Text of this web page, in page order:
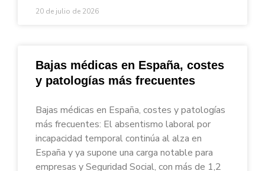
20 de julio de 2026
Bajas médicas en España, costes
y patologías más frecuentes
Bajas médicas en España, costes y patologías
más frecuentes: El absentismo laboral por
incapacidad temporal continúa al alza en
España y ya supone una carga notable para
empresas y Seguridad Social, con más de 1,2